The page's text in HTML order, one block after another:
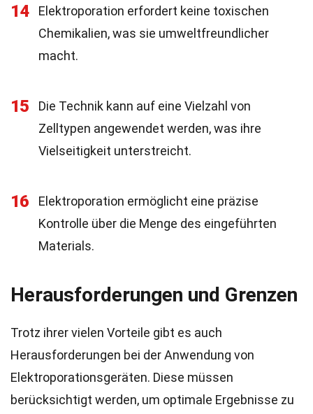
14
Elektroporation erfordert keine toxischen
Chemikalien, was sie umweltfreundlicher
macht.
15
Die Technik kann auf eine Vielzahl von
Zelltypen angewendet werden, was ihre
Vielseitigkeit unterstreicht.
16
Elektroporation ermöglicht eine präzise
Kontrolle über die Menge des eingeführten
Materials.
Herausforderungen und Grenzen
Trotz ihrer vielen Vorteile gibt es auch
Herausforderungen bei der Anwendung von
Elektroporationsgeräten. Diese müssen
berücksichtigt werden, um optimale Ergebnisse zu